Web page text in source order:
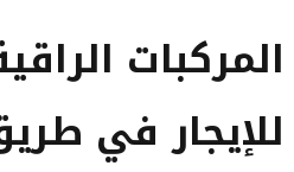
المركبات
للإيجار في